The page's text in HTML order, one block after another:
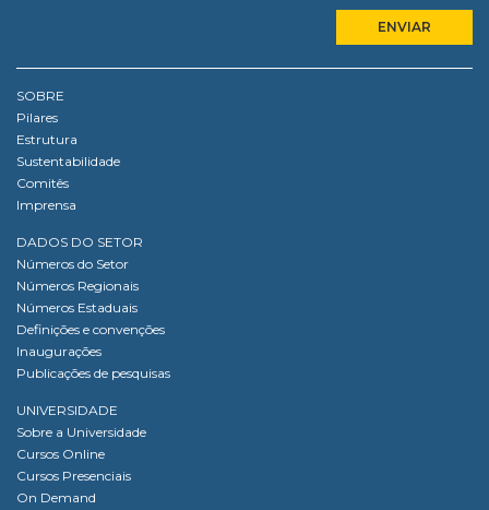
SOBRE
Pilares
Estrutura
Sustentabilidade
Comitês
Imprensa
DADOS DO SETOR
Números do Setor
Números Regionais
Números Estaduais
Definições e convenções
Inaugurações
Publicações de pesquisas
UNIVERSIDADE
Sobre a Universidade
Cursos Online
Cursos Presenciais
On Demand